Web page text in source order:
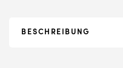
BESCHREIBUNG